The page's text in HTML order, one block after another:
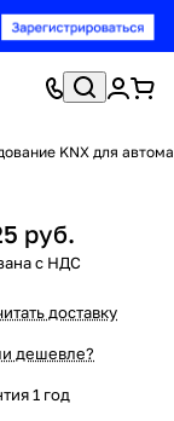
KNX для
руб.
доставку
дешевле?
1 год